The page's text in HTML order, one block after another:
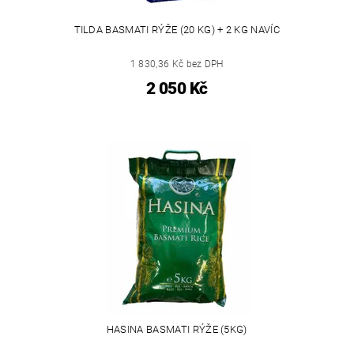
TILDA BASMATI RÝŽE (20 KG) + 2 KG NAVÍC
1 830,36 Kč bez DPH
2 050 Kč
HASINA BASMATI RÝŽE (5KG)